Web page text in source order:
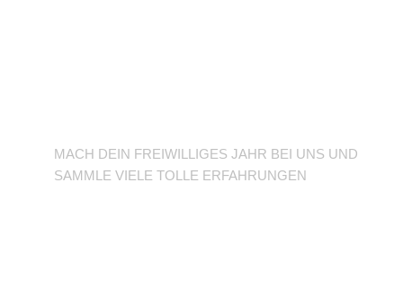
MACH DEIN FREIWILLIGES JAHR BEI UNS UND
SAMMLE VIELE TOLLE ERFAHRUNGEN